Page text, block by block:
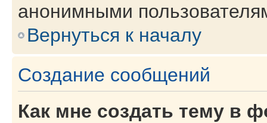
анонимными
Вернуться к началу
Создание сообщений
Как мне создать тему в